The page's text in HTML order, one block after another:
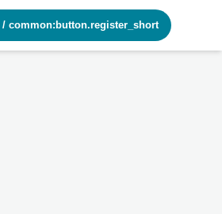
/ common:button.register_short